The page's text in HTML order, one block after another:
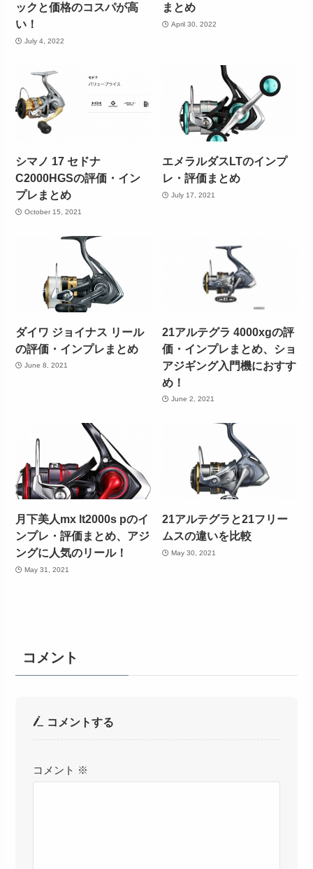
ックと価格のコスパが高
い！
July 4, 2022
まとめ
April 30, 2022
シマノ 17 セドナ
C2000HGSの評価・イン
プレまとめ
October 15, 2021
エメラルダスLTのインプ
レ・評価まとめ
July 17, 2021
ダイワ ジョイナス リール
の評価・インプレまとめ
June 8, 2021
21アルテグラ 4000xgの評
価・インプレまとめ、ショ
アジギング入門機におすす
め！
June 2, 2021
月下美人mx lt2000s pのイ
ンプレ・評価まとめ、アジ
ングに人気のリール！
May 31, 2021
21アルテグラと21フリー
ムスの違いを比較
May 30, 2021
コメント
コメントする
コメント ※